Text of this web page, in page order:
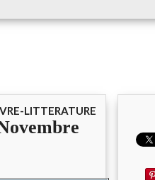
LITTERATURE